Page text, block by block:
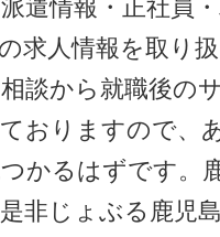
遣情報・正社員
求人情報を取り
談から就職後の
おりますので、
かるはずです。
非じょぶる鹿児